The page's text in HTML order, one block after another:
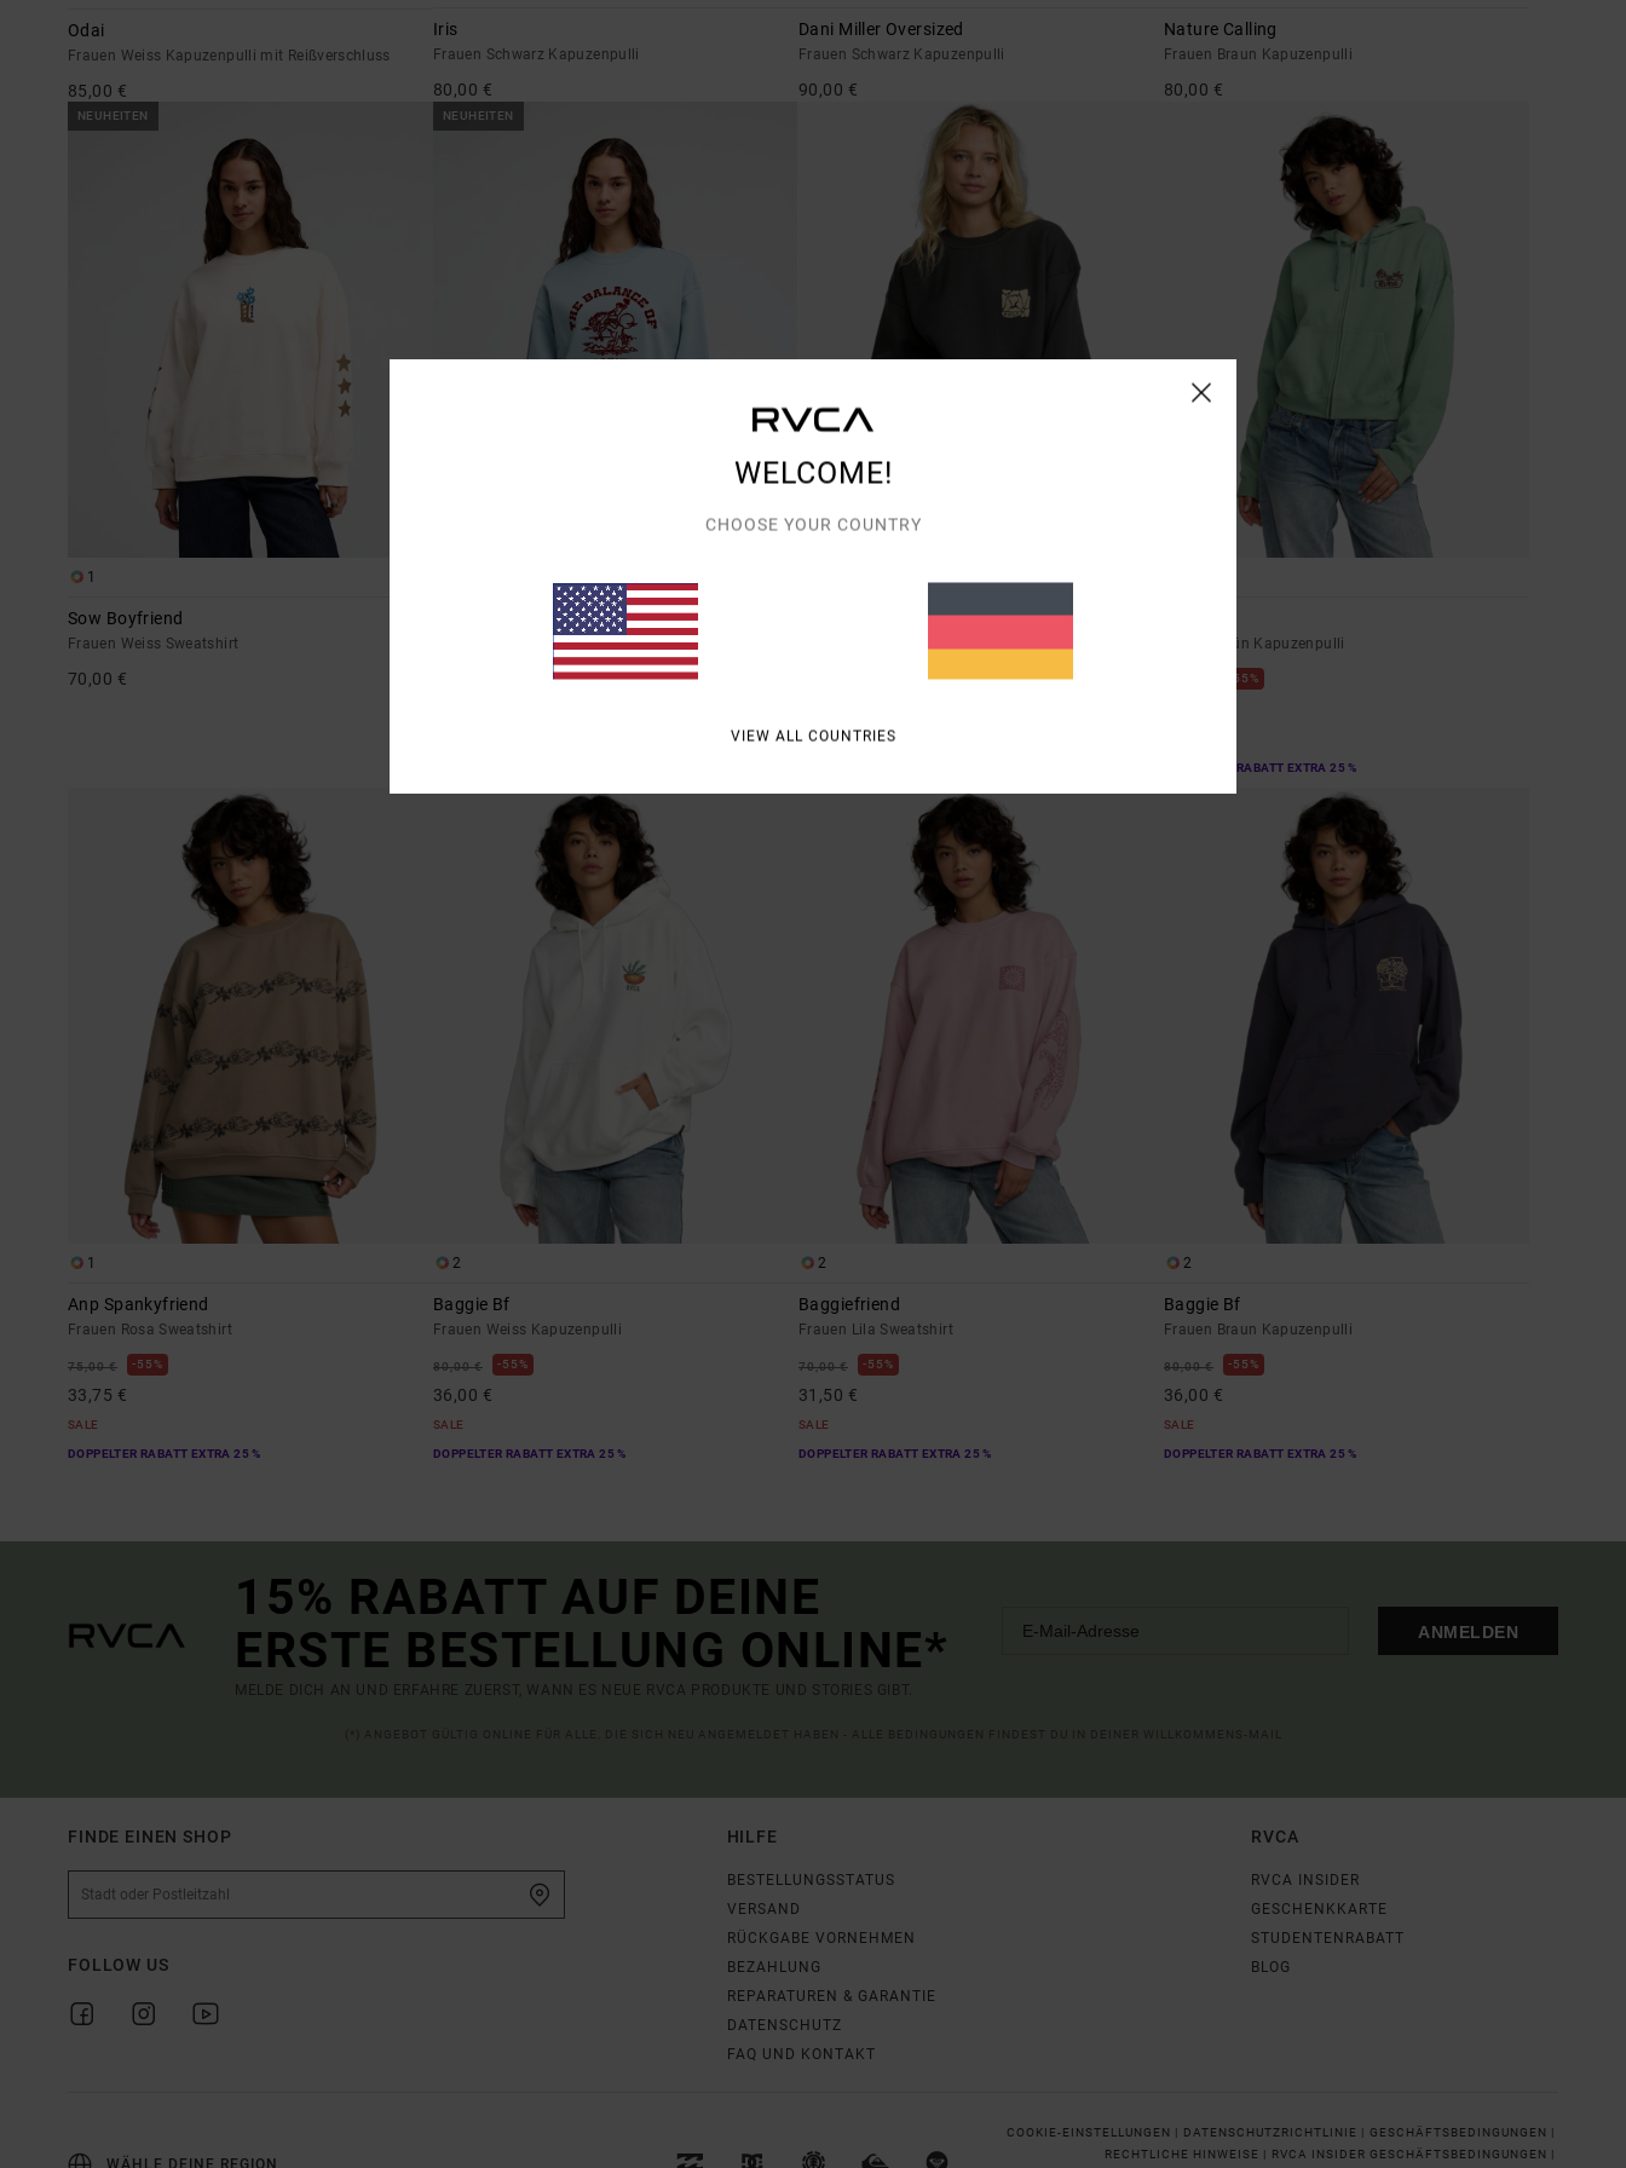
Odai
Frauen Weiss Kapuzenpulli mit Reißverschluss
85,00 €
Iris
Frauen Schwarz Kapuzenpulli
80,00 €
Dani Miller Oversized
Frauen Schwarz Kapuzenpulli
90,00 €
Nature Calling
Frauen Braun Kapuzenpulli
80,00 €
NEUHEITEN
1
Sow Boyfriend
Frauen Weiss Sweatshirt
70,00 €
NEUHEITEN
Frauen Blau Sweatshirt
SALE
Frauen Grün Kapuzenpulli
55%
DOPPELTER RABATT EXTRA 25 %
1
Anp Spankyfriend
Frauen Rosa Sweatshirt
75,00 € 55%
33,75 €
SALE
DOPPELTER RABATT EXTRA 25 %
2
Baggie Bf
Frauen Weiss Kapuzenpulli
80,00 € 55%
36,00 €
SALE
DOPPELTER RABATT EXTRA 25 %
2
Baggiefriend
Frauen Lila Sweatshirt
70,00 € 55%
31,50 €
SALE
DOPPELTER RABATT EXTRA 25 %
2
Baggie Bf
Frauen Braun Kapuzenpulli
80,00 € 55%
36,00 €
SALE
DOPPELTER RABATT EXTRA 25 %
15% RABATT AUF DEINE
ERSTE BESTELLUNG ONLINE*
MELDE DICH AN UND ERFAHRE ZUERST, WANN ES NEUE RVCA PRODUKTE UND STORIES GIBT.
ANMELDEN
FINDE EINEN SHOP
FOLLOW US
HILFE
BESTELLUNGSSTATUS
VERSAND
RÜCKGABE VORNEHMEN
BEZAHLUNG
REPARATUREN & GARANTIE
DATENSCHUTZ
FAQ UND KONTAKT
RVCA
RVCA INSIDER
GESCHENKKARTE
STUDENTENRABATT
BLOG
WÄHLE DEINE REGION
COOKIE-EINSTELLUNGEN | DATENSCHUTZRICHTLINIE | GESCHÄFTSBEDINGUNGEN |
RECHTLICHE HINWEISE | RVCA INSIDER GESCHÄFTSBEDINGUNGEN |
WELCOME!
CHOOSE YOUR COUNTRY
VIEW ALL COUNTRIES